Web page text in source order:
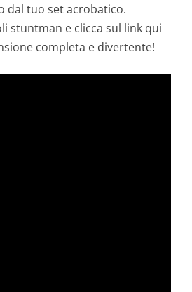
dal tuo set acrobatico.
stuntman e clicca sul link qui
completa e divertente!